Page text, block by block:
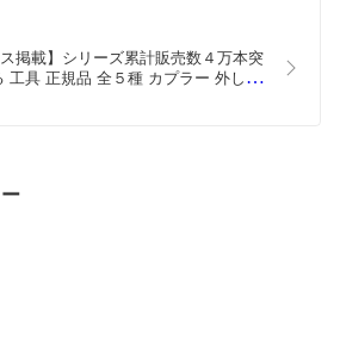
ス掲載】シリーズ累計販売数４万本突
具 正規品 全５種 カプラー 外し カ